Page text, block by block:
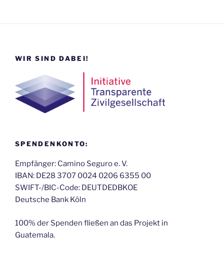
WIR SIND DABEI!
SPENDENKONTO:
Empfänger: Camino Seguro e. V.
IBAN: DE28 3707 0024 0206 6355 00
SWIFT-/BIC-Code: DEUTDEDBKOE
Deutsche Bank Köln
100% der Spenden fließen an das Projekt in
Guatemala.